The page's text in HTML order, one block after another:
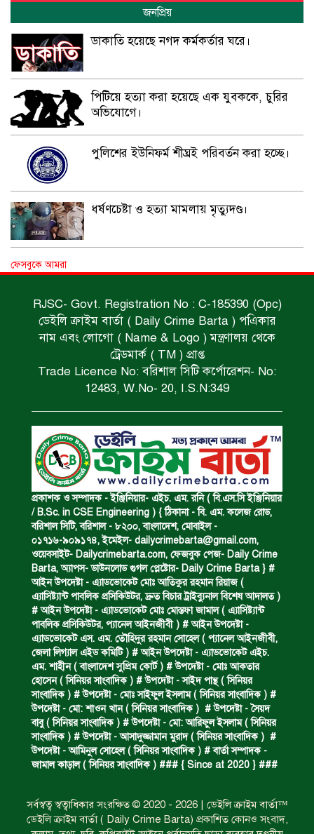
জনপ্রিয়
ডাকাতি হয়েছে নগদ কর্মকর্তার ঘরে।
পিটিয়ে হত্যা করা হয়েছে এক যুবককে, চুরির
অভিযোগে।
পুলিশের ইউনিফর্ম শীঘ্রই পরিবর্তন করা হচ্ছে।
ধর্ষণচেষ্টা ও হত্যা মামলায় মৃত্যুদণ্ড।
সড়ক দুর্ঘটনায় বাসচাপায় মৃত্যুর ঘটনা।
বিজিবি’র অভিযানে ইয়াবা জব্দ।
অপহৃত রোহিঙ্গা উদ্ধার।
পানিতে ডুবে এক ছাত্রের মৃত্যু।
ঝুলন্ত মরদেহ উদ্ধার।
অবৈধ ঘের নির্মাণে আটক।
একজন সড়ক দুর্ঘটনায় নিহত ও দুইজন আহত।
ডাকাত দলের সদস্য গ্রেফতার।
ঝুলন্ত মরদেহ উদ্ধার।
প্রধান আসামির মৃত্যুদণ্ড।
ফেসবুকে আমরা
RJSC- Govt. Registration No : C-185390 (Opc)
ডেইলি ক্রাইম বার্তা ( Daily Crime Barta ) পএিকার
নাম এবং লোগো ( Name & Logo ) মন্ত্রণালয় থেকে
ট্রেডমার্ক ( TM ) প্রাপ্ত
Trade Licence No: বরিশাল সিটি কর্পোরেশন- No:
12483, W.No- 20, I.S.N:349
প্রকাশক ও সম্পাদক - ইঞ্জিনিয়ার- এইচ. এম. রনি ( বি.এস.সি ইঞ্জিনিয়ার
/ B.Sc. in CSE Engineering ) { ঠিকানা - বি. এম. কলেজ রোড,
বরিশাল সিটি, বরিশাল - ৮২০০, বাংলাদেশ, মোবাইল -
০১৭১৬-৯০৯১৭৪, ইমেইল- dailycrimebarta@gmail.com,
ওয়েবসাইট- Dailycrimebarta.com, ফেজবুক পেজ- Daily Crime
Barta, অ‍্যাপস- ডাউনলোড গুগল প্লেষ্টোর- Daily Crime Barta } #
আইন উপদেষ্টা - এ্যাডভোকেট মোঃ আতিকুর রহমান রিয়াজ (
এ‍্যাসিষ্ট‍্যান্ট পাবলিক প্রসিকিউটর, দ্রুত বিচার ট্রাইব্যুনাল বিশেষ আদালত )
# আইন উপদেষ্টা - এ্যাডভোকেট মোঃ মোস্তফা জামাল ( এ‍্যাসিষ্ট‍্যান্ট
পাবলিক প্রসিকিউটর, প‍্যানেল আইনজীবী ) # আইন উপদেষ্টা -
এ্যাডভোকেট এস. এম. তৌহিদুর রহমান সোহেল ( প‍্যানেল আইনজীবী,
জেলা লিগ্যাল এইড কমিটি ) # আইন উপদেষ্টা - এ্যাডভোকেট এইচ.
এম. শাহীন ( বাংলাদেশ সুপ্রিম কোর্ট ) # উপদেষ্টা - মোঃ আকতার
হোসেন ( সিনিয়র সাংবাদিক ) # উপদেষ্টা - সাইদ পান্থ ( সিনিয়র
সাংবাদিক ) # উপদেষ্টা - মোঃ সাইফুল ইসলাম ( সিনিয়র সাংবাদিক ) #
উপদেষ্টা - মো: শাওন খান ( সিনিয়র সাংবাদিক ) # উপদেষ্টা - সৈয়দ
বাবু ( সিনিয়র সাংবাদিক ) # উপদেষ্টা - মো: আরিফুল ইসলাম ( সিনিয়র
সাংবাদিক ) # উপদেষ্টা - আসাদুজ্জামান মুরাদ ( সিনিয়র সাংবাদিক ) #
উপদেষ্টা - আমিনুল সোহেল ( সিনিয়র সাংবাদিক ) # বার্তা সম্পাদক -
জামাল কাড়াল ( সিনিয়র সাংবাদিক ) ### { Since at 2020 } ###
সর্বস্বত্ব স্বত্বাধিকার সংরক্ষিত © 2020 - 2026 | ডেইলি ক্রাইম বার্তা™
ডেইলি ক্রাইম বার্তা ( Daily Crime Barta) প্রকাশিত কোনও সংবাদ,